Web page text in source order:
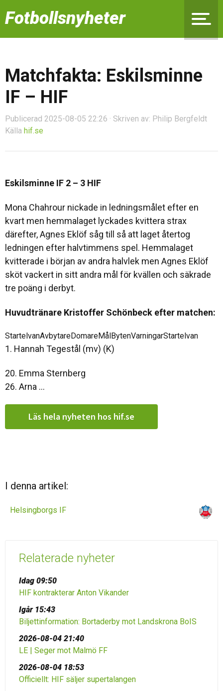
Fotbollsnyheter
Matchfakta: Eskilsminne
IF – HIF
Publicerad 2025-08-05 22:26 · Skriven av: Philip Bergfeldt
Källa hif.se
Eskilsminne IF 2 – 3 HIF
Mona Chahrour nickade in ledningsmålet efter en
kvart men hemmalaget lyckades kvittera strax
därefter, Agnes Eklöf såg till så att laget återtog
ledningen efter halvtimmens spel. Hemmalaget
kvitterade i början av andra halvlek men Agnes Eklöf
sköt vackert in sitt andra mål för kvällen och säkrade
tre poäng i derbyt.
Huvudtränare Kristoffer Schönbeck efter matchen:
StartelvanAvbytareDomareMålBytenVarningarStartelvan
1. Hannah Tegestål (mv) (K)
20. Emma Sternberg
26. Arna ...
Läs hela nyheten hos hif.se
I denna artikel:
Helsingborgs IF
Relaterade nyheter
Idag 09:50
HIF kontrakterar Anton Vikander
Igår 15:43
Biljettinformation: Bortaderby mot Landskrona BoIS
2026-08-04 21:40
LE | Seger mot Malmö FF
2026-08-04 18:53
Officiellt: HIF säljer supertalangen